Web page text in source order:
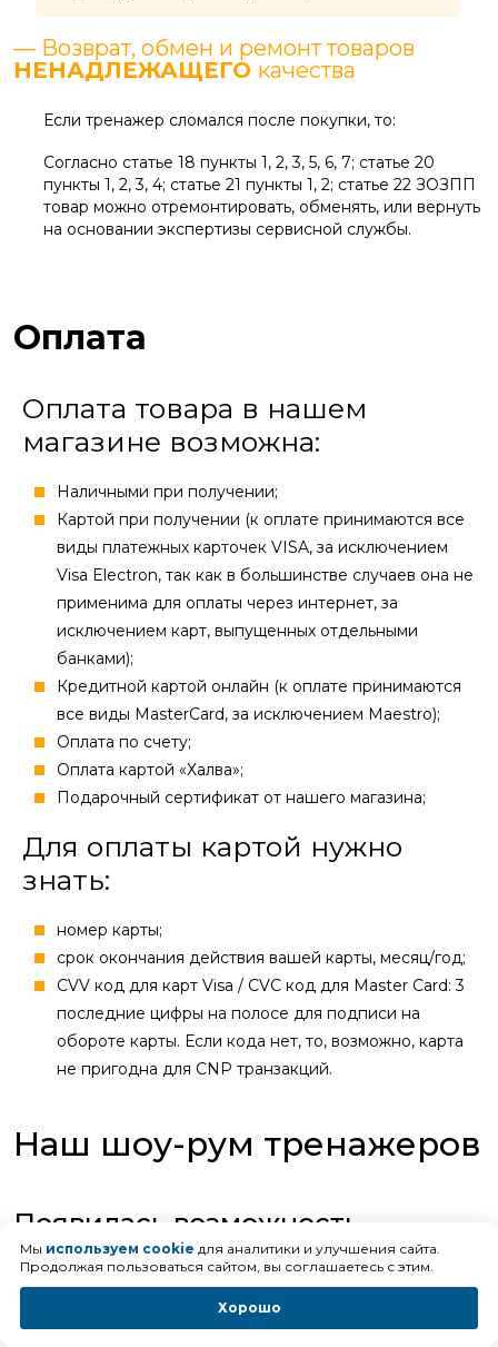
— Возврат, обмен и ремонт товаров
НЕНАДЛЕЖАЩЕГО качества
Если тренажер сломался после покупки, то:
Согласно статье 18 пункты 1, 2, 3, 5, 6, 7; статье 20
пункты 1, 2, 3, 4; статье 21 пункты 1, 2; статье 22 ЗОЗПП
товар можно отремонтировать, обменять, или вернуть
на основании экспертизы сервисной службы.
Оплата
Оплата товара в нашем
магазине возможна:
Наличными при получении;
Картой при получении (к оплате принимаются все
виды платежных карточек VISA, за исключением
Visa Electron, так как в большинстве случаев она не
применима для оплаты через интернет, за
исключением карт, выпущенных отдельными
банками);
Кредитной картой онлайн (к оплате принимаются
все виды MasterCard, за исключением Maestro);
Оплата по счету;
Оплата картой «Халва»;
Подарочный сертификат от нашего магазина;
Для оплаты картой нужно
знать:
номер карты;
cрок окончания действия вашей карты, месяц/год;
CVV код для карт Visa / CVC код для Master Card: 3
последние цифры на полосе для подписи на
обороте карты. Если кода нет, то, возможно, карта
не пригодна для CNP транзакций.
Наш шоу-рум тренажеров
Появилась возможность
посетить выставочный зал,
опробовать самые популярные и
наиболее интересные модели
беговых дорожек
Мы используем cookie для аналитики и улучшения сайта.
Продолжая пользоваться сайтом, вы соглашаетесь с этим.
Хорошо